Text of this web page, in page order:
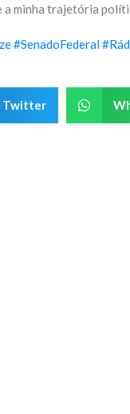
a minha trajetória
#SenadoFederal#
Twitter